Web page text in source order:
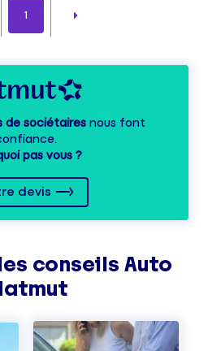
1
de sociétairesnous font
pas vous ?
devis
conseils Auto